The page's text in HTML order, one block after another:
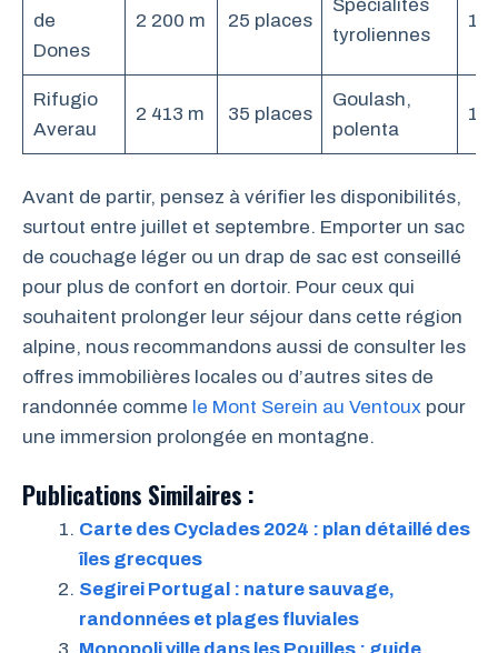
de
Dones
2 200 m 25 places
Spécialités
tyroliennes
Rifugio
Averau
2 413 m 35 places
Goulash,
polenta
Avant de partir, pensez à vérifier les disponibilités,
surtout entre juillet et septembre. Emporter un sac
de couchage léger ou un drap de sac est conseillé
pour plus de confort en dortoir. Pour ceux qui
souhaitent prolonger leur séjour dans cette région
alpine, nous recommandons aussi de consulter les
offres immobilières locales ou d’autres sites de
randonnée comme le Mont Serein au Ventoux pour
une immersion prolongée en montagne.
Publications Similaires :
Carte des Cyclades 2024 : plan détaillé des
îles grecques
Segirei Portugal : nature sauvage,
randonnées et plages fluviales
Monopoli ville dans les Pouilles : guide